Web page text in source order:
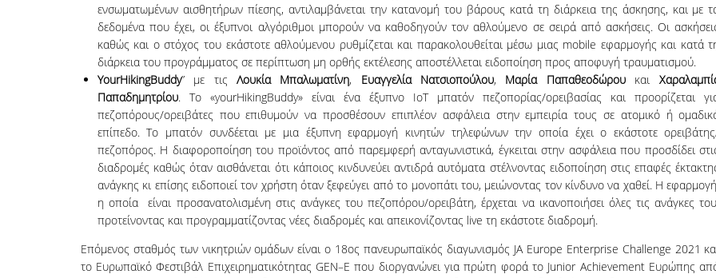
ενσωματωμένων αισθητήρων πίεσης, αντιλαμβάνεται την κατανομή του βάρους κατά τη διάρκεια της άσκησης, και με
δεδομένα που έχει, οι έξυπνοι αλγόριθμοι μπορούν να καθοδηγούν τον αθλούμενο σε σειρά από ασκήσεις. Οι
καθώς και ο στόχος του εκάστοτε αθλούμενου ρυθμίζεται και παρακολουθείται μέσω μιας mobile εφαρμογής και κατά
διάρκεια του προγράμματος σε περίπτωση μη ορθής εκτέλεσης αποστέλλεται ειδοποίηση προς αποφυγή τραυματισμού.
YourHikingBuddy” με τις Λουκία Μπαλωματίνη, Ευαγγελία Νατσιοπούλου, Μαρία Παπαθεοδώρου και
Παπαδημητρίου. Το «yourHikingBuddy» είναι ένα έξυπνο ΙοΤ μπατόν πεζοπορίας/ορειβασίας και προορίζεται
πεζοπόρους/ορειβάτες που επιθυμούν να προσθέσουν επιπλέον ασφάλεια στην εμπειρία τους σε ατομικό ή
επίπεδο. Το μπατόν συνδέεται με μια έξυπνη εφαρμογή κινητών τηλεφώνων την οποία έχει ο εκάστοτε
πεζοπόρος. Η διαφοροποίηση του προϊόντος από παρεμφερή ανταγωνιστικά, έγκειται στην ασφάλεια που προσδίδει
διαδρομές καθώς όταν αισθάνεται ότι κάποιος κινδυνεύει αντιδρά αυτόματα στέλνοντας ειδοποίηση στις επαφές
ανάγκης κι επίσης ειδοποιεί τον χρήστη όταν ξεφεύγει από το μονοπάτι του, μειώνοντας τον κίνδυνο να χαθεί. Η
η οποία είναι προσανατολισμένη στις ανάγκες του πεζοπόρου/ορειβάτη, έρχεται να ικανοποιήσει όλες τις ανάγκες
προτείνοντας και προγραμματίζοντας νέες διαδρομές και απεικονίζοντας live τη εκάστοτε διαδρομή.
Επόμενος σταθμός των νικητριών ομάδων είναι ο 18oς πανευρωπαϊκός διαγωνισμός JA Europe Enterprise Challenge 2021
το Ευρωπαϊκό Φεστιβάλ Επιχειρηματικότητας GEN–E που διοργανώνει για πρώτη φορά το Junior Achievement Ευρώπης